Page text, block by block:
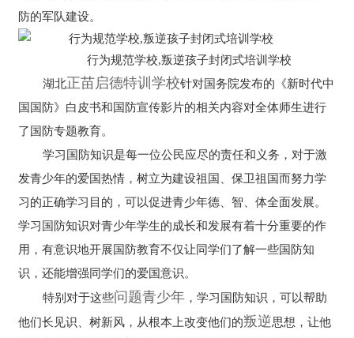
防的军队建设。
行为规范学校,叛逆孩子封闭式培训学校
湖北正苗启德特训学校针对国务院发布的《新时代中
国国防》白皮书和国防宣传影片的相关内容对全体师生进行
了国防专题教育。
学习国防知识是每一位公民应尽的责任和义务，对于激
发青少年的爱国热情，树立为建设祖国、保卫祖国而努力学
习的正确学习目的，可以促进青少年德、智、体全面发展。
学习国防知识对青少年学生的成长和发展有着十分重要的作
用，有意识地开展国防教育不仅让同学们了解一些国防知
识，还能增强同学们的爱国意识。
特别对于这些问题青少年，学习国防知识，可以帮助
他们长见识、树新风，从根本上改变他们的叛逆思想，让他